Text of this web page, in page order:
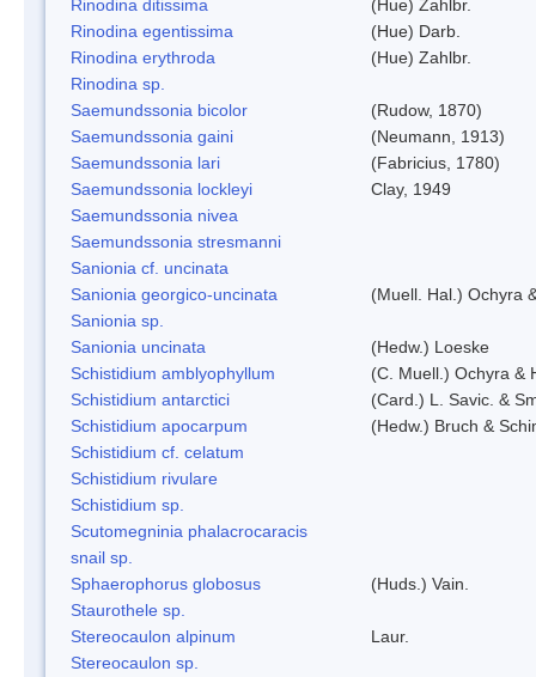
Rinodina ditissima
(Hue) Zahlbr.
Rinodina egentissima
(Hue) Darb.
Rinodina erythroda
(Hue) Zahlbr.
Rinodina sp.
Saemundssonia bicolor
(Rudow, 1870)
Saemundssonia gaini
(Neumann, 1913)
Saemundssonia lari
(Fabricius, 1780)
Saemundssonia lockleyi
Clay, 1949
Saemundssonia nivea
Saemundssonia stresmanni
Sanionia cf. uncinata
Sanionia georgico-uncinata
(Muell. Hal.) Ochyra
Sanionia sp.
Sanionia uncinata
(Hedw.) Loeske
Schistidium amblyophyllum
(C. Muell.) Ochyra &
Schistidium antarctici
(Card.) L. Savic. &
Schistidium apocarpum
(Hedw.) Bruch &
Schistidium cf. celatum
Schistidium rivulare
Schistidium sp.
Scutomegninia phalacrocaracis
snail sp.
Sphaerophorus globosus
(Huds.) Vain.
Staurothele sp.
Stereocaulon alpinum
Laur.
Stereocaulon sp.